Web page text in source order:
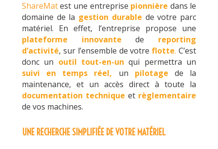
ShareMat est une entreprise pionnière dans le
domaine de la gestion durable de votre parc
matériel. En effet, l’entreprise propose une
plateforme innovantede reporting
d’activité, sur l’ensemble de votreflotte. C’est
donc un outil tout-en-unqui permettra un
suivi en temps réel, un pilotage
de la
maintenance, et un accès directà toute la
documentation technique et règlementaire
de vos machines.
UNE RECHERCHE SIMPLIFIÉE DE VOTRE MATÉRIEL